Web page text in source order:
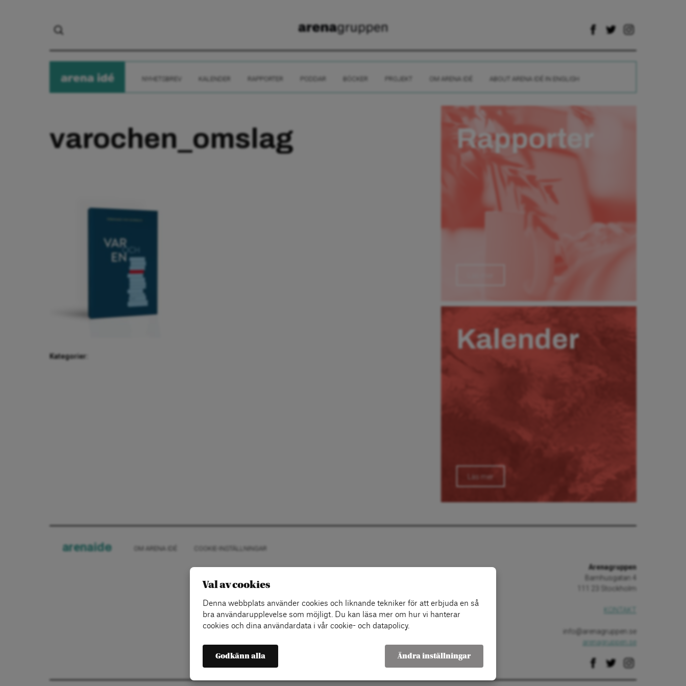
arenaide KALENDER RAPPORTER BÖCKER PROJEKT OM ARENA IDÉ ABOUT ARENA IDÉ IN ENGLISH
varochen_omslag
Kategorier:
Rapporter
Kalender
Läs mer
arenaide OM ARENA IDÉ COOKIE-INSTÄLLNINGAR
Arenagruppen
Barnhusgatan 4
111 23 Stockholm
info@arenagruppen.se
arenagruppen.se
Val av cookies
Denna webbplats använder cookies och liknande tekniker för att erbjuda en så
bra användarupplevelse som möjligt. Du kan läsa mer om hur vi hanterar
cookies och dina användardata i vår cookie- och datapolicy.
Godkänn alla Ändra inställningar